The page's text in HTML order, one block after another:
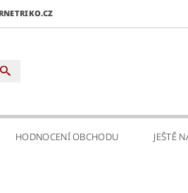
HODNOCENÍ OBCHODU JEŠTĚ